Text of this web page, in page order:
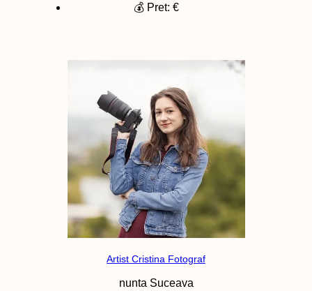
💰 Pret: €
Artist Cristina Fotograf
nunta Suceava